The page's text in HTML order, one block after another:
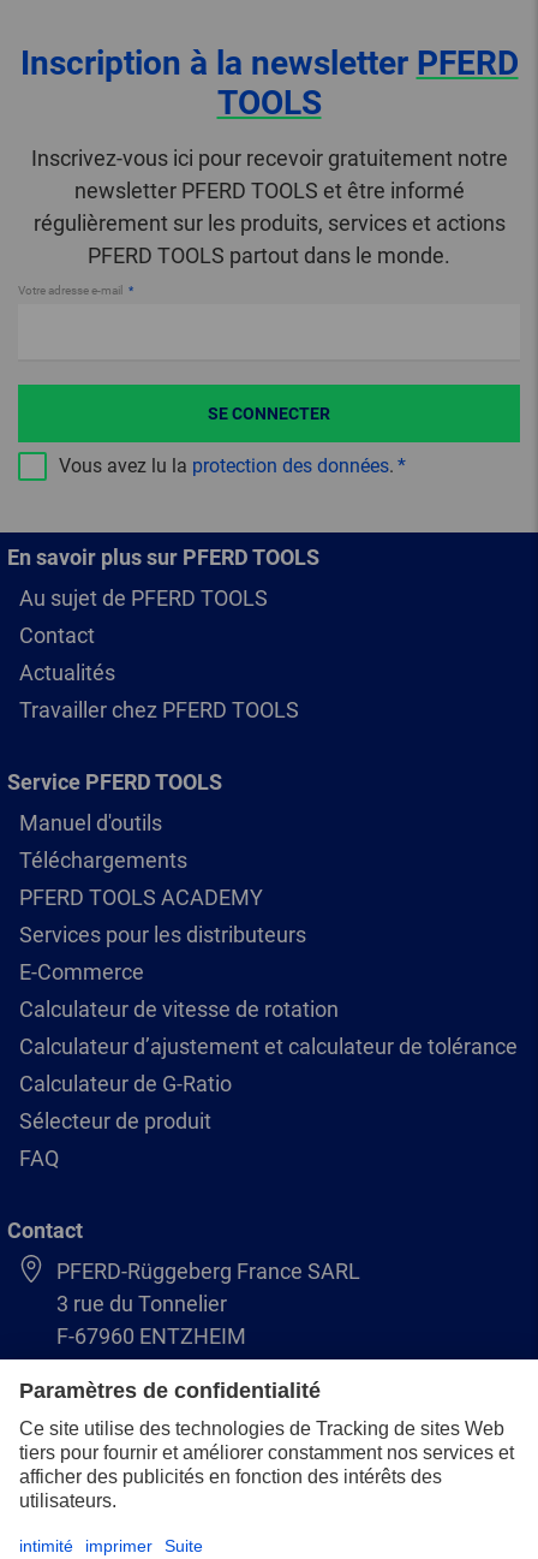
Inscription à la newsletter PFERD
TOOLS
Inscrivez-vous ici pour recevoir gratuitement notre
newsletter PFERD TOOLS et être informé
régulièrement sur les produits, services et actions
PFERD TOOLS partout dans le monde.
Votre adresse e-mail
Vous avez lu la protection des données.
SE CONNECTER
En savoir plus sur PFERD TOOLS
Au sujet de PFERD TOOLS
Contact
Actualités
Travailler chez PFERD TOOLS
Service PFERD TOOLS
Manuel d'outils
Téléchargements
PFERD TOOLS ACADEMY
Services pour les distributeurs
E-Commerce
Calculateur de vitesse de rotation
Calculateur d’ajustement et calculateur de tolérance
Calculateur de G-Ratio
Sélecteur de produit
FAQ
Contact
PFERD-Rüggeberg France SARL
3 rue du Tonnelier
F-67960 ENTZHEIM
+33 3 88 49 72 50
info@pferd.fr
+33 03 88 38 70 17